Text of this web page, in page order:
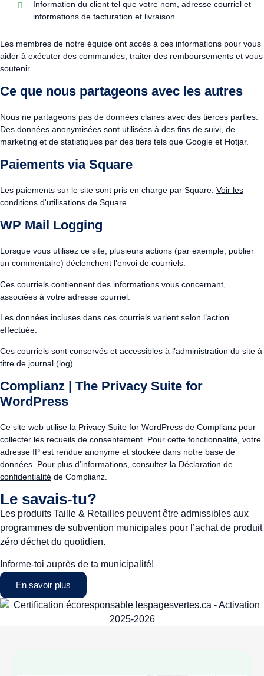
Information du client tel que votre nom, adresse courriel et
informations de facturation et livraison.
Les membres de notre équipe ont accès à ces informations pour vous
aider à exécuter des commandes, traiter des remboursements et vous
soutenir.
Ce que nous partageons avec les autres
Nous ne partageons pas de données claires avec des tierces parties.
Des données anonymisées sont utilisées à des fins de suivi, de
marketing et de statistiques par des tiers tels que Google et Hotjar.
Paiements via Square
Les paiements sur le site sont pris en charge par Square. Voir les
conditions d'utilisations de Square.
WP Mail Logging
Lorsque vous utilisez ce site, plusieurs actions (par exemple, publier
un commentaire) déclenchent l’envoi de courriels.
Ces courriels contiennent des informations vous concernant,
associées à votre adresse courriel.
Les données incluses dans ces courriels varient selon l’action
effectuée.
Ces courriels sont conservés et accessibles à l’administration du site à
titre de journal (log).
Complianz | The Privacy Suite for
WordPress
Ce site web utilise la Privacy Suite for WordPress de Complianz pour
collecter les recueils de consentement. Pour cette fonctionnalité, votre
adresse IP est rendue anonyme et stockée dans notre base de
données. Pour plus d’informations, consultez la Déclaration de
confidentialité de Complianz.
Le savais-tu?
Les produits Taille & Retailles peuvent être admissibles aux
programmes de subvention municipales pour l’achat de produit
zéro déchet du quotidien.
Informe-toi auprès de ta municipalité!
En savoir plus